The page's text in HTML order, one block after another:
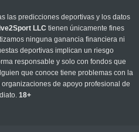
las predicciones deportivas y los datos
LLC tienen únicamente fines
ninguna ganancia financiera ni
deportivas implican un riesgo
responsable y solo con fondos que
que conoce tiene problemas con la
de apoyo profesional de
18+